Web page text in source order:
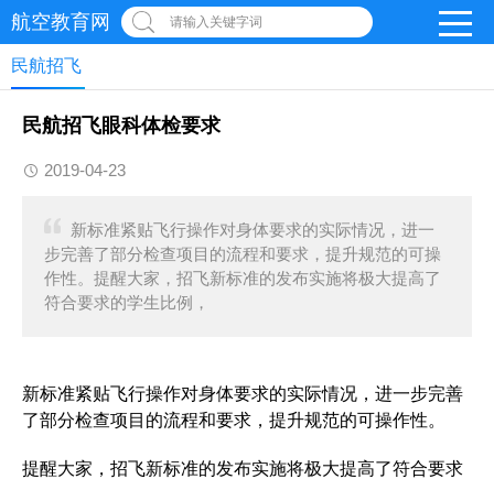
航空教育网 请输入关键字词
民航招飞
民航招飞眼科体检要求
2019-04-23
新标准紧贴飞行操作对身体要求的实际情况，进一
步完善了部分检查项目的流程和要求，提升规范的可操
作性。提醒大家，招飞新标准的发布实施将极大提高了
符合要求的学生比例，
新标准紧贴飞行操作对身体要求的实际情况，进一步完善
了部分检查项目的流程和要求，提升规范的可操作性。
提醒大家，招飞新标准的发布实施将极大提高了符合要求